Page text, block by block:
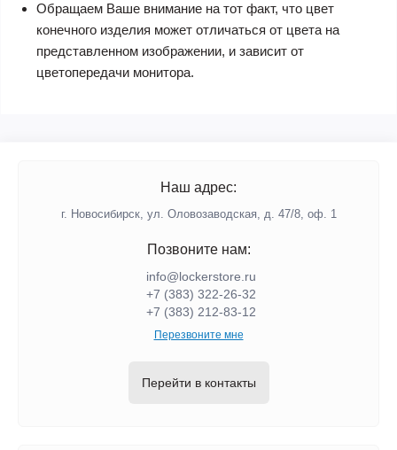
Обращаем Ваше внимание на тот факт, что цвет
конечного изделия может отличаться от цвета на
представленном изображении, и зависит от
цветопередачи монитора.
Наш адрес:
г. Новосибирск, ул. Оловозаводская, д. 47/8, оф. 1
Позвоните нам:
info@lockerstore.ru
+7 (383) 322-26-32
+7 (383) 212-83-12
Перезвоните мне
Перейти в контакты